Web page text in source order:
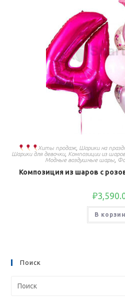
Хиты продаж, Шарики на
Шарики для девочки, Композиции из
Модные воздушные шары,
Композиция из шаров с
₽
В
Поиск